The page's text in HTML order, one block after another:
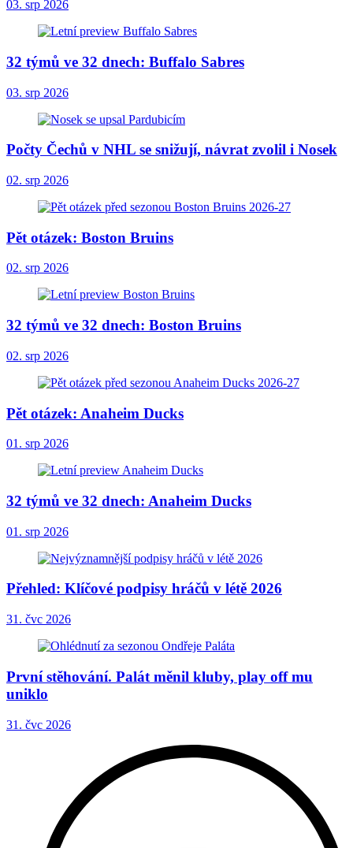
03. srp 2026
32 týmů ve 32 dnech: Buffalo Sabres
03. srp 2026
Počty Čechů v NHL se snižují, návrat zvolil i Nosek
02. srp 2026
Pět otázek: Boston Bruins
02. srp 2026
32 týmů ve 32 dnech: Boston Bruins
02. srp 2026
Pět otázek: Anaheim Ducks
01. srp 2026
32 týmů ve 32 dnech: Anaheim Ducks
01. srp 2026
Přehled: Klíčové podpisy hráčů v létě 2026
31. čvc 2026
První stěhování. Palát měnil kluby, play off mu
uniklo
31. čvc 2026